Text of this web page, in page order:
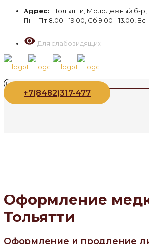
Адрес: г.Тольятти, Молодежный б-
Пн - Пт 8.00 - 19.00, Сб 9.00 - 13.00, Вс
Для слабовидящих
+7(8482)317-477
Оформление
Тольятти
Оформление и продление